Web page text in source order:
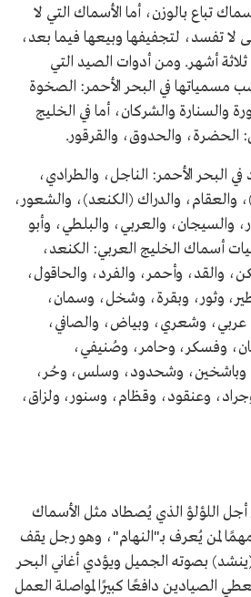
تباع بالوزن، أما الأسماك التي لا
لا تفسد، لتجفيفها وبيعها فيما بعد،
أشهر. ومن أدوات الصيد التي
مسمياتها في البحر الأحمر: الصخوة
والسنارة والشركان، أما في الخليج
والحدوق، والقرقور.
البحر الأحمر: الناجل، والطرادي،
والعقام، والدراك (الكنعد)، والشعور،
والسيجان، والعربي، والبلطي، وأبو
أسماك الخليج العربي: الكنعد،
والقد، وأحمر، والفرد، والحاقول،
وثور، وبقرة، وشخل، وسمان،
وشعري، وبياض، والصافي،
وفسكر، وحامر، وصُنيفي،
وباشخين، وشحدود، وسلس، وحُر،
وعنقود، وقظام، وسنور، ولزاق،
اللؤلؤ الذي يُصطاد مثل الأسماك
لمن يُعرف بـ"النهام"، وهو رجل يقف
بصوته الجميل ويؤدي أغاني البحر
الصيادين دافعًا كبيرًا لمواصلة العمل